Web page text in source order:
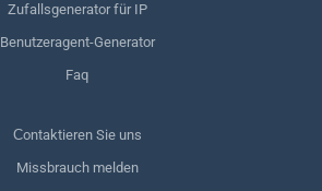
Zufallsgenerator für IP
Benutzeragent-Generator
Faq
Сontaktieren Sie uns
Missbrauch melden